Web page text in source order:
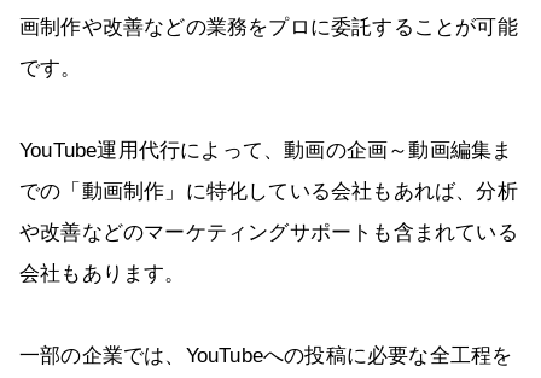
画制作や改善などの業務をプロに委託することが可能
です。
YouTube運用代行によって、動画の企画～動画編集ま
での「動画制作」に特化している会社もあれば、分析
や改善などのマーケティングサポートも含まれている
会社もあります。
一部の企業では、YouTubeへの投稿に必要な全工程を